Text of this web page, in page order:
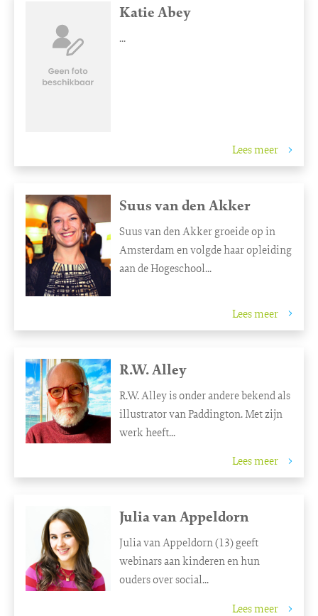
Katie Abey
...
Lees meer
Suus van den Akker
Suus van den Akker groeide op in
Amsterdam en volgde haar opleiding
aan de Hogeschool...
Lees meer
R.W. Alley
R.W. Alley is onder andere bekend als
illustrator van Paddington. Met zijn
werk heeft...
Lees meer
Julia van Appeldorn
Julia van Appeldorn (13) geeft
webinars aan kinderen en hun
ouders over social...
Lees meer